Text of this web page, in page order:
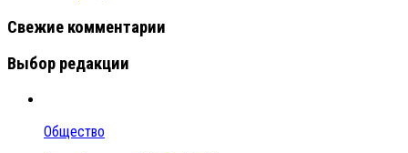
Свежие комментарии
Выбор редакции
Общество